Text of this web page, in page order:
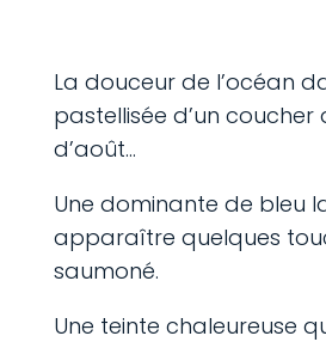
La douceur de l’océan
pastellisée d’un coucher
d’août…
Une dominante de bleu
apparaître quelques
saumoné.
Une teinte chaleureuse